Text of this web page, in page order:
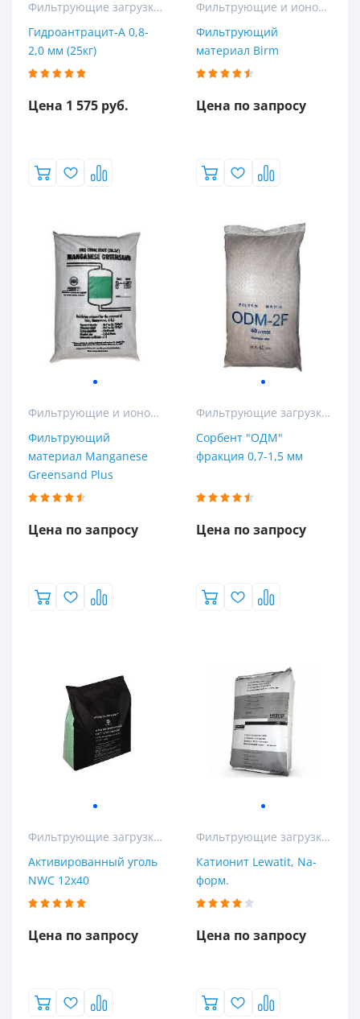
Фильтрующие загрузки для колонных и кабинетных фильтров
Гидроантрацит-А 0,8-
2,0 мм (25кг)
Цена 1 575 руб.
Фильтрующие и ионообменные материалы
Фильтрующий
материал Birm
Цена по запросу
Фильтрующие и ионообменные материалы
Фильтрующий
материал Manganese
Greensand Plus
Цена по запросу
Фильтрующие загрузки для колонных и кабинетных фильтров
Сорбент "ОДМ"
фракция 0,7-1,5 мм
Цена по запросу
Фильтрующие загрузки для колонных и кабинетных фильтров
Активированный уголь
NWC 12x40
Цена по запросу
Фильтрующие загрузки для колонных и кабинетных фильтров
Катионит Lewatit, Na-
форм.
Цена по запросу